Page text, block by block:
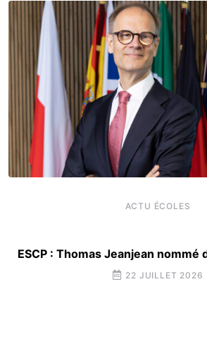
ACTU ÉCOLES
ESCP : Thomas Jeanjean
22 JUILLET 2026